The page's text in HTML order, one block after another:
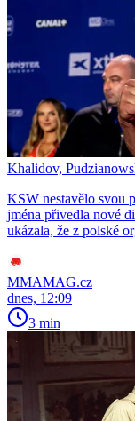
Khalidov,
KSW nestavělo svou
jména přivedla nové
ukázala, že z polské
MMAMAG.cz
dnes, 12:09
3 min